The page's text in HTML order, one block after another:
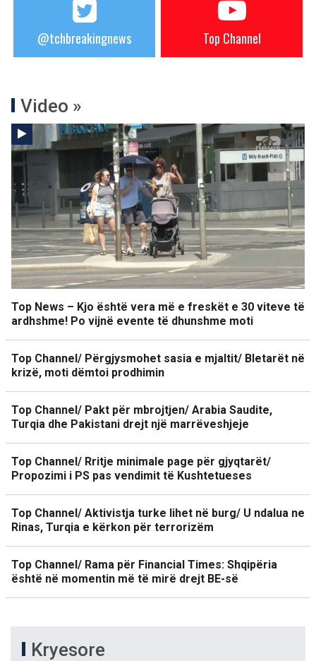
@tchbreakingnews Top Channel
Video »
Top News – Kjo është vera më e freskët e 30 viteve të
ardhshme! Po vijnë evente të dhunshme moti
Top Channel/ Përgjysmohet sasia e mjaltit/ Bletarët në
krizë, moti dëmtoi prodhimin
Top Channel/ Pakt për mbrojtjen/ Arabia Saudite,
Turqia dhe Pakistani drejt një marrëveshjeje
Top Channel/ Rritje minimale page për gjyqtarët/
Propozimi i PS pas vendimit të Kushtetueses
Top Channel/ Aktivistja turke lihet në burg/ U ndalua ne
Rinas, Turqia e kërkon për terrorizëm
Top Channel/ Rama për Financial Times: Shqipëria
është në momentin më të mirë drejt BE-së
Kryesore